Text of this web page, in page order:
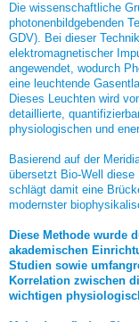
Die wissenschaftliche
photonenbildgebenden
GDV). Bei dieser
elektromagnetischer
angewendet, wodurch
eine leuchtende
Dieses Leuchten wird
detaillierte,
physiologischen und
Basierend auf der
übersetzt Bio-Well
schlägt damit eine
modernster
Diese Methode wurde
akademischen
Studien sowie
Korrelation zwischen
wichtigen